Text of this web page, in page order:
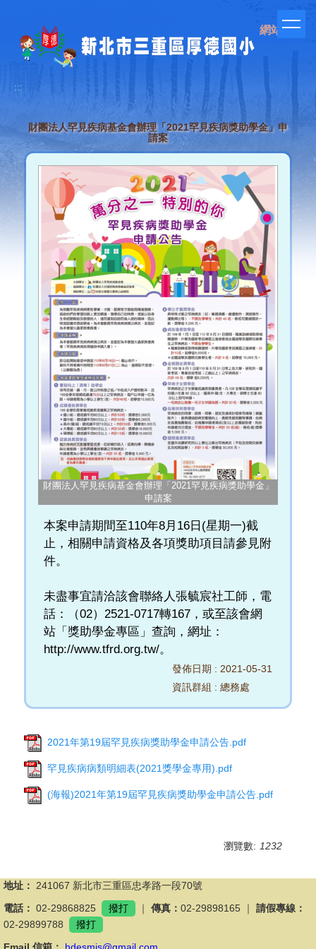
容
網站管理
:::
財團法人罕見疾病基金會辦理「2021罕見疾病獎助學金」申
請案
財團法人罕見疾病基金會辦理「2021罕見疾病獎助學金」
申請案
發佈日期 : 2021-05-31
資訊群組 :總務處
本案申請期間至110年8月16日(星期一)截
止，相關申請資格及各項獎助項目請參見附
件。
未盡事宜請洽該會聯絡人張毓宸社工師，電
話：（02）2521-0717轉167，或至該會網
站「獎助學金專區」查詢，網址：
http://www.tfrd.org.tw/。
2021年第19屆罕見疾病獎助學金申請公告.pdf
罕見疾病病類明細表(2021獎學金專用).pdf
(海報)2021年第19屆罕見疾病獎助學金申請公告.pdf
瀏覽數: 1232
地址：
241067 新北市三重區忠孝路一段70號
電話： 02-29868825 撥打 ｜傳真：02-29898165 ｜請假專線：
02-29899788
撥打
Email 信箱：
hdesmis@gmail.com